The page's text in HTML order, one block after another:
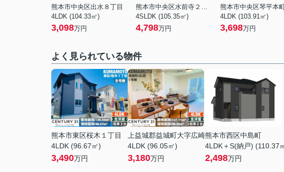
熊本市中央区出水８丁目
4LDK (104.33㎡)
3,098万円
熊本市中央区水前寺２丁目
4SLDK (105.35㎡)
4,798万円
熊本市中央区琴平本
4LDK (103.91㎡)
3,698万円
よく見られている物件
熊本市東区桜木１丁目
4LDK (96.67㎡)
3,490万円
上益城郡益城町大字広崎
4LDK (96.05㎡)
3,180万円
熊本市西区中島町
4LDK＋S(納戸) (110.37
2,498万円